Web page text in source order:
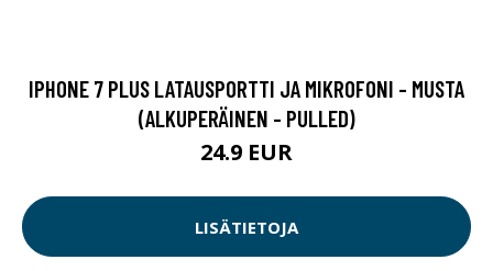
IPHONE 7 PLUS LATAUSPORTTI JA MIKROFONI - MUSTA
(ALKUPERÄINEN - PULLED)
24.9 EUR
LISÄTIETOJA